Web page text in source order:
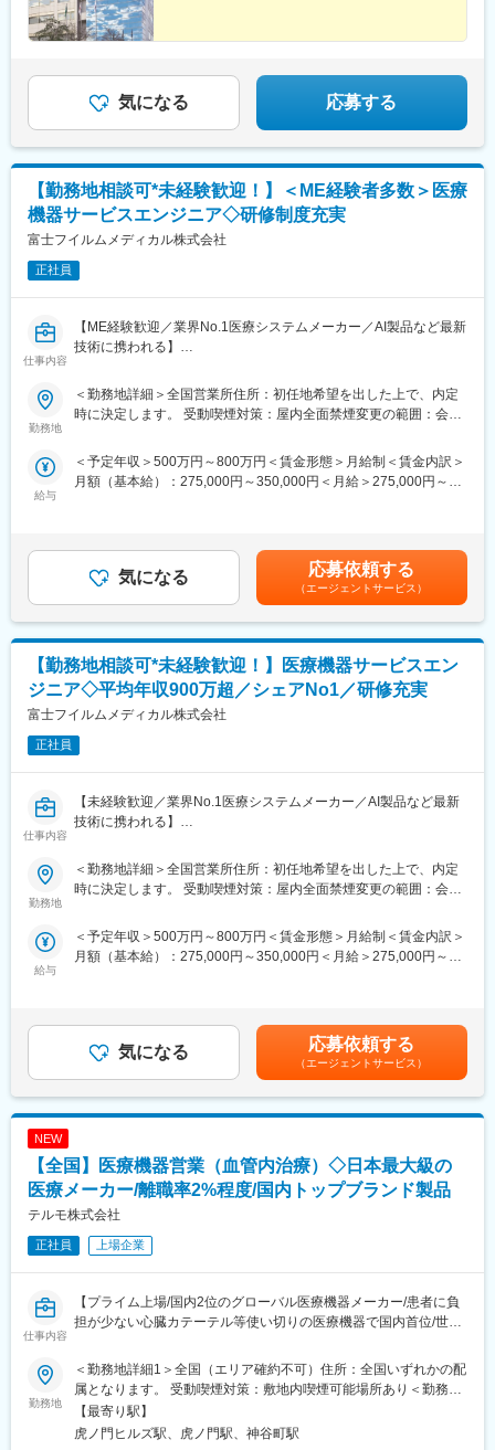
▽入社後のイメージ
ご経験にもよりますが、基本的には座学研修を1週間実施したあ
していきます。
▽働き方
製品特性上、緊急の呼び出しが基本的に発生せず、手術の立ち会
い頻度も少ないため、安定的に働くことができます。年間休日も
124日、退職金制度など福利厚生も充実しており、長期的に就業
できる環境です。
変更の範囲：本文参照
港南1-8-15 Wビル14F受動喫煙対策：敷地内全面禁煙
気になる 応募する
【勤務地相談可*未経験歓迎！】＜ME経験者多数＞医療
機器サービスエンジニア◇研修制度充実
富士フイルムメディカル株式会社
正社員
仕事内容
【ME経験歓迎／業界No.1医療システムメーカー／AI製品など最新
技術に携われる】
までのご経験を、医療機器の設置・保守に活かせます。PACS（医
療用画像管理システム）やCT・MRIなどの高度な機器を扱い、病
院の診断を支える重要な仕事です。最新のAI技術やネットワーク
■PACSとは
レントゲン、CT、MRIなどで撮影したデジタルデータを保存・管
■業務概要
医療機器、医療画像処理機器、医療画像ネットワークシステムの
設置および医療機関への保守サポートを担当する業務です。主に
医用画像処理機器、医用画像ネットワークシステムの設置、立ち
上げ、定期点検、トラブルシューティングなどの技術サポートを
行います。
■研修制度
ングなどから必要なスキルを段階的に習得できますので、MEの方
でもキャッチアップいただける環境です！
■働き方魅力
各担当の負担を軽減し、バランスの取れたワークライフを実現で
きます。休日・夜間の問い合わせはコールセンター対応であり、
■待遇・手当
平均年収907万円と医療機器メーカーでNo1の平均年収を誇り、住
宅手当・家族手当・借り上げ社宅等と手当がかなり充実しており
ます。
■キャリア
ト。ジョブローテーションや研修でキャリアの幅を広げられま
す。
HP：https://fms-careers.fujifilm.com/environment/training/
変更の範囲：会社の定める業務
勤務地
＜勤務地詳細＞全国営業所住所：初任地希望を出した上で、内定
時に決定します。 受動喫煙対策：屋内全面禁煙変更の範囲：会社
給与
＜予定年収＞500万円～800万円＜賃金形態＞月給制＜賃金内訳＞
月額（基本給）：275,000円～350,000円＜月給＞275,000円～
歳/750万円(入社8年・経験11年、手当含)：月給37万円賃金はあく
までも目安の金額であり、選考を通じて上下する可能性がありま
す。月給(月額)は固定手当を含めた表記です。
気になる 応募依頼する
（エージェントサービス）
【勤務地相談可*未経験歓迎！】医療機器サービスエン
ジニア◇平均年収900万超／シェアNo1／研修充実
富士フイルムメディカル株式会社
正社員
仕事内容
【未経験歓迎／業界No.1医療システムメーカー／AI製品など最新
技術に携われる】
これまでのご経験を、医療機器の設置・保守に活かせます。
PACS（医療用画像管理システム）やCT・MRIなどの高度な機器
を扱い、病院の診断を支える重要な仕事です。最新のAI技術やネ
■PACSとは
レントゲン、CT、MRIなどで撮影したデジタルデータを保存・管
■業務概要
医療機器、医療画像処理機器、医療画像ネットワークシステムの
設置および医療機関への保守サポートを担当する業務です。主に
医用画像処理機器、医用画像ネットワークシステムの設置、立ち
行います。
■研修制度
入社後は、小田原の研修センターにて、機械の解体・組み立てな
どの基礎技術を学び、先輩社員とのOJTを通じて、現場での実務
に慣れていただきます。上記のとおり実機を用いたトレーニング
などから必要なスキルを段階的に習得できますので、未経験の方
でもキャッチアップいただける環境です！
※その他年間研修カリキュラムがあり、成熟度に応じて参加可能
フレックス制度を導入しており、午前・午後の半休制度もあるた
め、柔軟な働き方が可能です。さらに、担当エリアが狭いため、
各担当の負担を軽減し、バランスの取れたワークライフを実現で
きます。休日・夜間の問い合わせはコールセンター対応であり、
勤務地
＜勤務地詳細＞全国営業所住所：初任地希望を出した上で、内定
時に決定します。 受動喫煙対策：屋内全面禁煙変更の範囲：会社
給与
＜予定年収＞500万円～800万円＜賃金形態＞月給制＜賃金内訳＞
月額（基本給）：275,000円～350,000円＜月給＞275,000円～
歳/750万円(入社8年・経験11年、手当含)：月給37万円賃金はあく
までも目安の金額であり、選考を通じて上下する可能性がありま
す。月給(月額)は固定手当を含めた表記です。
気になる 応募依頼する
（エージェントサービス）
NEW
【全国】医療機器営業（血管内治療）◇日本最大級の
医療メーカー/離職率2%程度/国内トップブランド製品
テルモ株式会社
正社員 上場企業
仕事内容
【プライム上場/国内2位のグローバル医療機器メーカー/患者に負
担が少ない心臓カテーテル等使い切りの医療機器で国内首位/世界
■メインミッション：
担当エリアの病院（主に医師）に対し、当社のインターベンショ
ナルシステムズ事業（血管内治療）にて扱っている製品を提案し
ていただきます。
勤務地
＜勤務地詳細1＞全国（エリア確約不可）住所：全国いずれかの配
属となります。 受動喫煙対策：敷地内喫煙可能場所あり＜勤務地
詳細2＞虎ノ門ヒルズステーションタワー住所：東京都港区虎ノ門
２丁目６－１ 虎ノ門ヒルズ ステーションタワー 受動喫煙対策：
【最寄り駅】
虎ノ門ヒルズ駅、虎ノ門駅、神谷町駅